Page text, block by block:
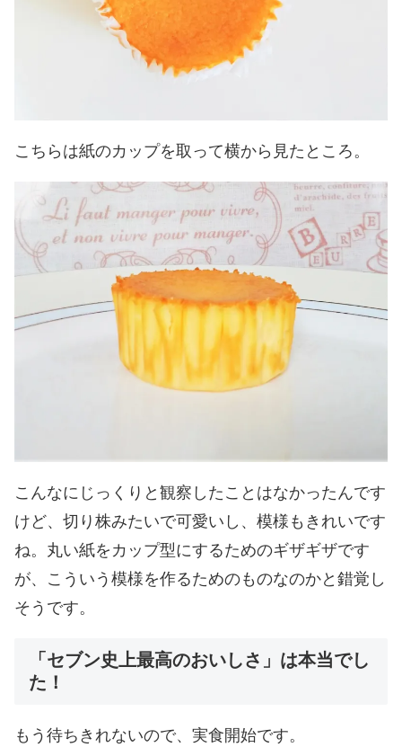
こちらは紙のカップを取って横から見たところ。
こんなにじっくりと観察したことはなかったんです
けど、切り株みたいで可愛いし、模様もきれいです
ね。丸い紙をカップ型にするためのギザギザです
が、こういう模様を作るためのものなのかと錯覚し
そうです。
「セブン史上最高のおいしさ」は本当でし
た！
もう待ちきれないので、実食開始です。